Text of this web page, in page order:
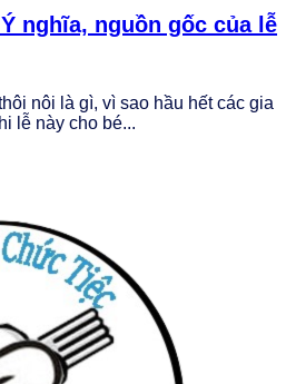
nghĩa, nguồn gốc của lễ
nôi là gì, vì sao hầu hết các gia
lễ này cho bé...